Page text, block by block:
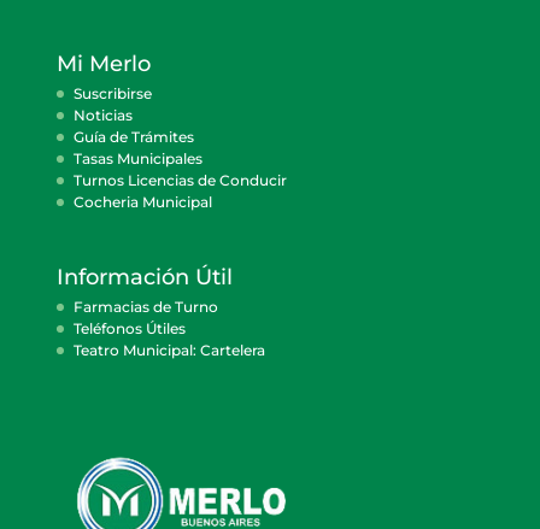
Mi Merlo
Suscribirse
Noticias
Guía de Trámites
Tasas Municipales
Turnos Licencias de Conducir
Cocheria Municipal
Información Útil
Farmacias de Turno
Teléfonos Útiles
Teatro Municipal: Cartelera